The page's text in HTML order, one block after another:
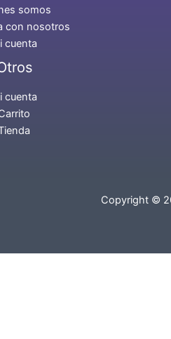
somos
con nosotros
cuenta
cuenta
Copyright ©